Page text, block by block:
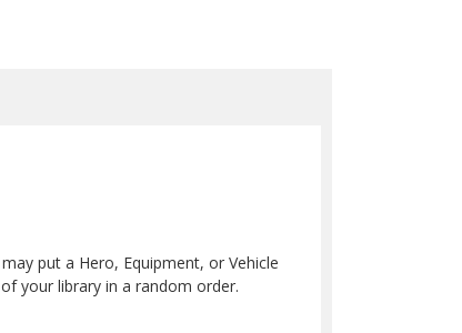
put a Hero, Equipment, or Vehicle
your library in a random order.